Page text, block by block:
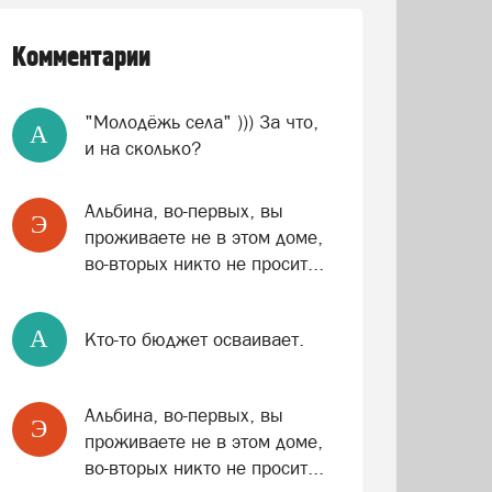
Комментарии
A
"Молодёжь села" ))) За что,
и на сколько?
Э
Альбина, во-первых, вы
проживаете не в этом доме,
во-вторых никто не просит...
A Кто-то бюджет осваивает.
Э
Альбина, во-первых, вы
проживаете не в этом доме,
во-вторых никто не просит...